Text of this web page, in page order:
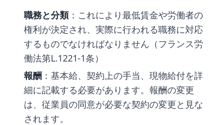
職務と分類：これにより最低賃金や労働者の
権利が決定され、実際に行われる職務に対応
するものでなければなりません（フランス労
働法第L.1221-1条）
報酬 ：基本給、契約上の手当、現物給付を詳
細に記載する必要があります。報酬の変更
は、従業員の同意が必要な契約の変更と見な
されます。